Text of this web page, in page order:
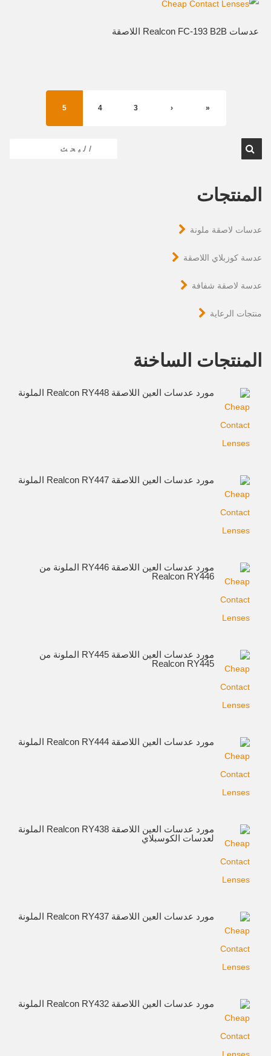
عدسات Realcon FC-193 B2B اللاصقة
«
‹
3
4
5
المنتجات
عدسات لاصقة ملونة
عدسة كوزبلاي اللاصقة
عدسة لاصقة شفافة
منتجات الرعاية
المنتجات الساخنة
مورد عدسات العين اللاصقة Realcon RY448 الملونة
مورد عدسات العين اللاصقة Realcon RY447 الملونة
مورد عدسات العين اللاصقة RY446 الملونة من
Realcon RY446
مورد عدسات العين اللاصقة RY445 الملونة من
Realcon RY445
مورد عدسات العين اللاصقة Realcon RY444 الملونة
مورد عدسات العين اللاصقة Realcon RY438 الملونة
لعدسات الكوسبلاي
مورد عدسات العين اللاصقة Realcon RY437 الملونة
مورد عدسات العين اللاصقة Realcon RY432 الملونة